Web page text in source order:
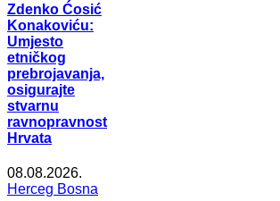
Zdenko Ćosić
Konakoviću:
Umjesto
etničkog
prebrojavanja,
osigurajte
stvarnu
ravnopravnost
Hrvata
08.08.2026.
Herceg Bosna